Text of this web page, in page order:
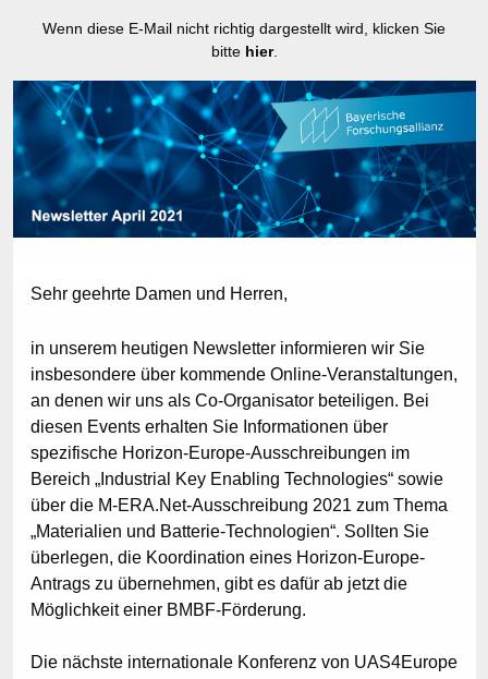
Wenn diese E-Mail nicht richtig dargestellt wird, klicken Sie
bitte hier.
Sehr geehrte Damen und Herren,
in unserem heutigen Newsletter informieren wir Sie
insbesondere über kommende Online-Veranstaltungen,
an denen wir uns als Co-Organisator beteiligen. Bei
diesen Events erhalten Sie Informationen über
spezifische Horizon-Europe-Ausschreibungen im
Bereich „Industrial Key Enabling Technologies“ sowie
über die M-ERA.Net-Ausschreibung 2021 zum Thema
„Materialien und Batterie-Technologien“. Sollten Sie
überlegen, die Koordination eines Horizon-Europe-
Antrags zu übernehmen, gibt es dafür ab jetzt die
Möglichkeit einer BMBF-Förderung.
Die nächste internationale Konferenz von UAS4Europe